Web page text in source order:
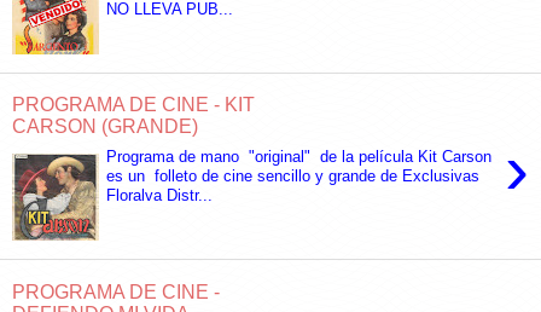
NO LLEVA PUB...
PROGRAMA DE CINE - KIT
CARSON (GRANDE)
›
Programa de mano "original" de la película Kit Carson
es un folleto de cine sencillo y grande de Exclusivas
Floralva Distr...
PROGRAMA DE CINE -